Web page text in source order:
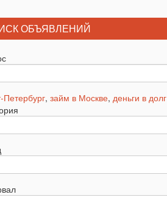
ОБЪЯВЛЕНИЙ
Петербург, займ в Москве, деньги в долг